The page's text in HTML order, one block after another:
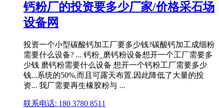
钙粉厂的投资要多少厂家/价格采石场
设备网
投资一个小型碳酸钙加工厂要多少钱?碳酸钙加工成细粉
需要什么设备? ... 钙粉_磨钙粉设备想开一个工厂需要多
少钱 磨钙粉需要什么设备 想开一个钙粉工厂需要多少
钱...系统的50%,而且可露天布置,因此降低了大量的投
资... 我厂需要再生橡胶粉与 ...
联系电话: 180 3780 8511